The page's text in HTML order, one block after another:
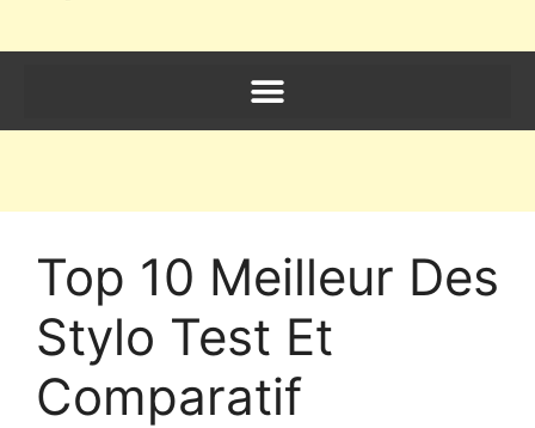
Top 10 Meilleur Des
Stylo Test Et
Comparatif